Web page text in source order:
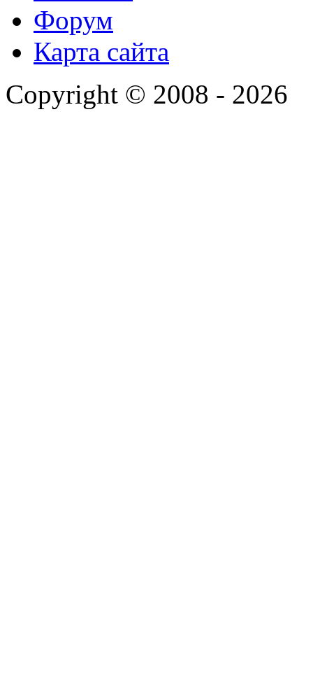
Форум
Карта сайта
Copyright © 2008 - 2026